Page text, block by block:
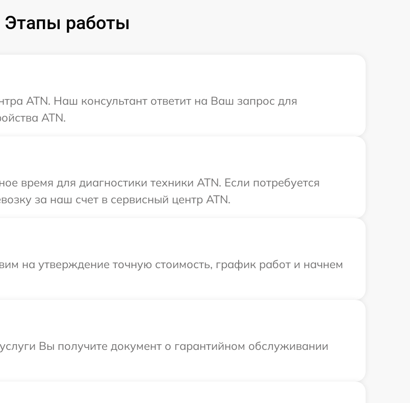
Этапы работы
ATN. Наш консультант ответит на Ваш запрос для
ATN.
время для диагностики техники ATN. Если потребуется
за наш счет в сервисный центр ATN.
на утверждение точную стоимость, график работ и начнем
Вы получите документ о гарантийном обслуживании